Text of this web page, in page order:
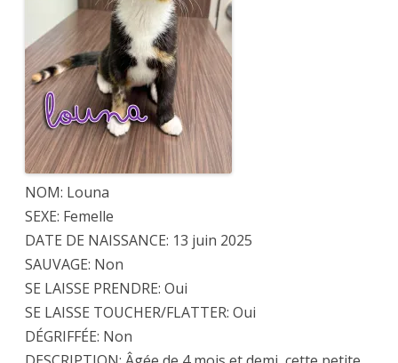
NOM: Louna
SEXE: Femelle
DATE DE NAISSANCE: 13 juin 2025
SAUVAGE: Non
SE LAISSE PRENDRE: Oui
SE LAISSE TOUCHER/FLATTER: Oui
DÉGRIFFÉE: Non